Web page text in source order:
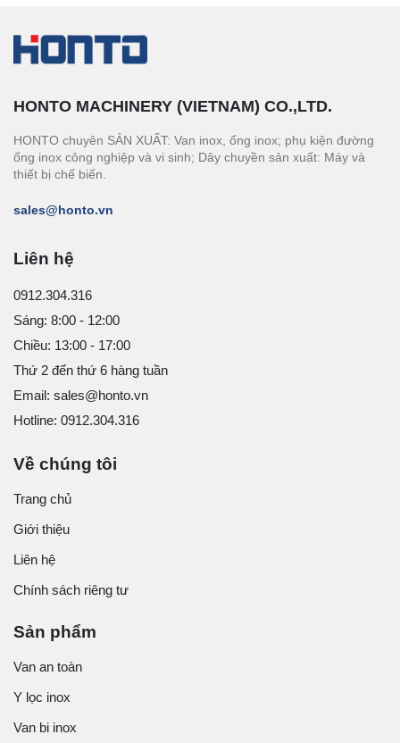
HONTO MACHINERY (VIETNAM) CO.,LTD.
HONTO chuyên SẢN XUẤT: Van inox, ống inox; phụ kiện đường
ống inox công nghiệp và vi sinh; Dây chuyền sản xuất: Máy và
thiết bị chế biến.
sales@honto.vn
Liên hệ
0912.304.316
Sáng: 8:00 - 12:00
Chiều: 13:00 - 17:00
Thứ 2 đến thứ 6 hàng tuần
Email: sales@honto.vn
Hotline: 0912.304.316
Về chúng tôi
Trang chủ
Giới thiệu
Liên hệ
Chính sách riêng tư
Sản phẩm
Van an toàn
Y lọc inox
Van bi inox